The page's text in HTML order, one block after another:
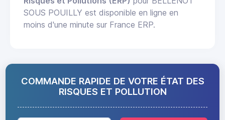
SOUS POUILLY est disponible en ligne en
moins d'une minute sur France ERP.
COMMANDE RAPIDE DE VOTRE ÉTAT DES
RISQUES ET POLLUTION